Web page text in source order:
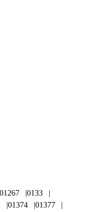
01267
0133
01374 01377